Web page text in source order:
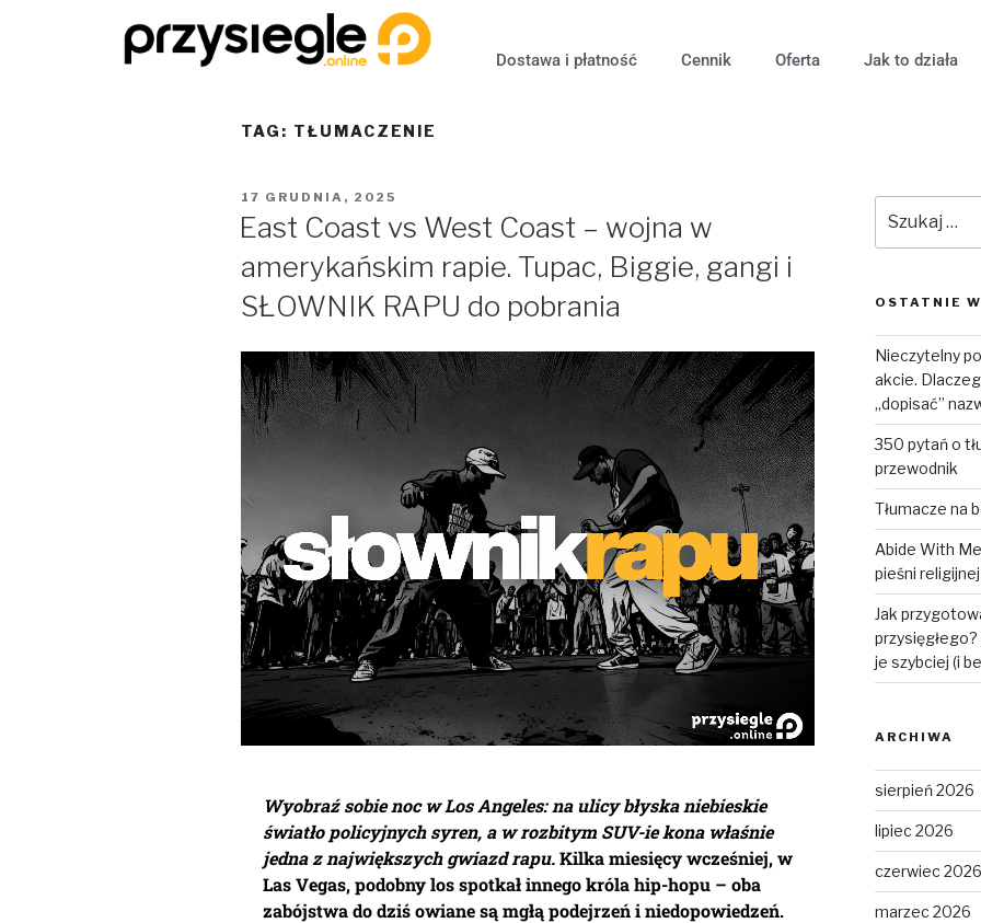
Dostawa i płatność Cennik Oferta Jak to działa
TAG: TŁUMACZENIE
17 GRUDNIA, 2025
East Coast vs West Coast – wojna w
amerykańskim rapie. Tupac, Biggie, gangi i
SŁOWNIK RAPU do pobrania
Wyobraź sobie noc w Los Angeles: na ulicy błyska niebieskie
światło policyjnych syren, a w rozbitym SUV-ie kona właśnie
jedna z największych gwiazd rapu.Kilka miesięcy wcześniej, w
Las Vegas, podobny los spotkał innego króla hip-hopu – oba
zabójstwa do dziś owiane są mgłą podejrzeń i niedopowiedzeń.
OSTATNIE
Nieczytelny
akcie.
„dopisać”
350 pytań o
przewodnik
Tłumacze na
Abide With
pieśni religijnej
Jak
je szybciej (i
ARCHIWA
sierpień 2026
lipiec 2026
czerwiec 2026
marzec 2026